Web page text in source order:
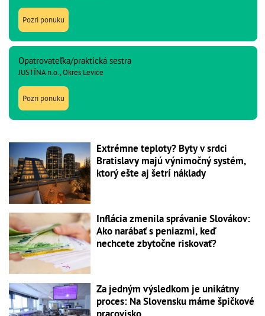
Pozri ponuku
Opatrovateľka/praktická sestra
JUSTÍNA n.o., Okres Levice
Pozri ponuku
Extrémne teploty? Byty v srdci
Bratislavy majú výnimočný systém,
ktorý ešte aj šetrí náklady
Inflácia zmenila správanie Slovákov:
Ako narábať s peniazmi, keď
nechcete zbytočne riskovať?
Za jedným výsledkom je unikátny
proces: Na Slovensku máme špičkové